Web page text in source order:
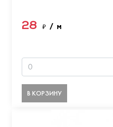
28 ₽ / м
В КОРЗИНУ